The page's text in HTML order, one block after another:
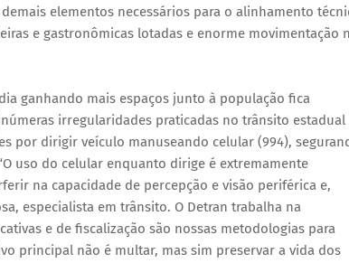
elementos necessários para o alinhamento
e gastronômicas lotadas e enorme movimentação
ganhando mais espaços junto à população fica
irregularidades praticadas no trânsito estadual
por dirigir veículo manuseando celular (994),
uso do celular enquanto dirige é extremamente
na capacidade de percepção e visão periférica e,
especialista em trânsito. O Detran trabalha na
e de fiscalização são nossas metodologias para
principal não é multar, mas sim preservar a vida dos